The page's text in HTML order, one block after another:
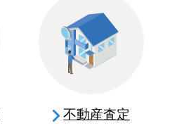
不動産査定